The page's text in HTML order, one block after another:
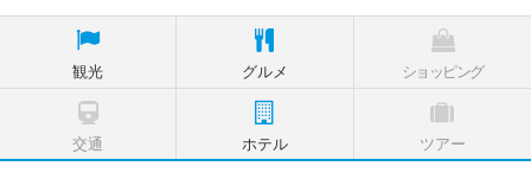
観光 グルメ ショッピング
交通 ホテル ツアー